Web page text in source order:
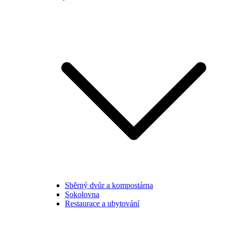
Sběrný dvůr a kompostárna
Sokolovna
Restaurace a ubytování